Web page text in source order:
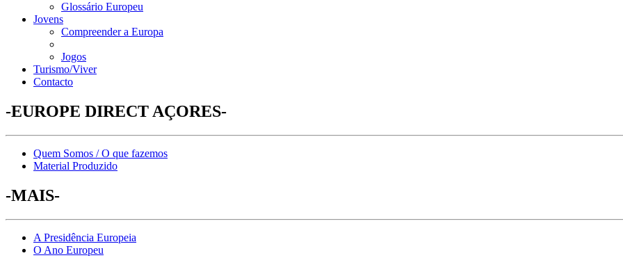
Glossário Europeu
Jovens
Compreender a Europa
Jogos
Turismo/Viver
Contacto
-EUROPE DIRECT AÇORES-
Quem Somos / O que fazemos
Material Produzido
-MAIS-
A Presidência Europeia
O Ano Europeu